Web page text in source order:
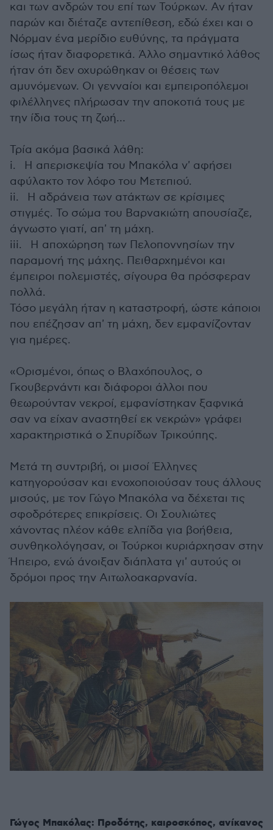
και των ανδρών του επί των Τούρκων. Αν ήταν
παρών και διέταζε αντεπίθεση, εδώ έχει και ο
Νόρμαν ένα μερίδιο ευθύνης, τα πράγματα
ίσως ήταν διαφορετικά. Άλλο σημαντικό λάθος
ήταν ότι δεν οχυρώθηκαν οι θέσεις των
αμυνόμενων. Οι γενναίοι και εμπειροπόλεμοι
φιλέλληνες πλήρωσαν την αποκοτιά τους με
την ίδια τους τη ζωή…
Τρία ακόμα βασικά λάθη:
i. Η απερισκεψία του Μπακόλα ν' αφήσει
αφύλακτο τον λόφο του Μετεπιού.
ii. Η αδράνεια των ατάκτων σε κρίσιμες
στιγμές. Το σώμα του Βαρνακιώτη απουσίαζε,
άγνωστο γιατί, απ' τη μάχη.
iii. Η αποχώρηση των Πελοποννησίων την
παραμονή της μάχης. Πειθαρχημένοι και
έμπειροι πολεμιστές, σίγουρα θα πρόσφεραν
πολλά.
Τόσο μεγάλη ήταν η καταστροφή, ώστε κάποιοι
που επέζησαν απ' τη μάχη, δεν εμφανίζονταν
για ημέρες.
«Ορισμένοι, όπως ο Βλαχόπουλος, ο
Γκουβερνάντι και διάφοροι άλλοι που
θεωρούνταν νεκροί, εμφανίστηκαν ξαφνικά
σαν να είχαν αναστηθεί εκ νεκρών» γράφει
χαρακτηριστικά ο Σπυρίδων Τρικούπης.
Μετά τη συντριβή, οι μισοί Έλληνες
κατηγορούσαν και ενοχοποιούσαν τους άλλους
μισούς, με τον Γώγο Μπακόλα να δέχεται τις
σφοδρότερες επικρίσεις. Οι Σουλιώτες
χάνοντας πλέον κάθε ελπίδα για βοήθεια,
συνθηκολόγησαν, οι Τούρκοι κυριάρχησαν στην
Ήπειρο, ενώ άνοιξαν διάπλατα γι' αυτούς οι
δρόμοι προς την Αιτωλοακαρνανία.
Γώγος Μπακόλας: Προδότης, καιροσκόπος, ανίκανος